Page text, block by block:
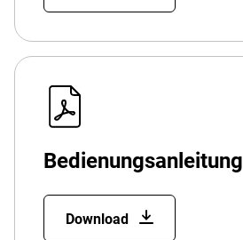
Bedienungsanleitung
Download